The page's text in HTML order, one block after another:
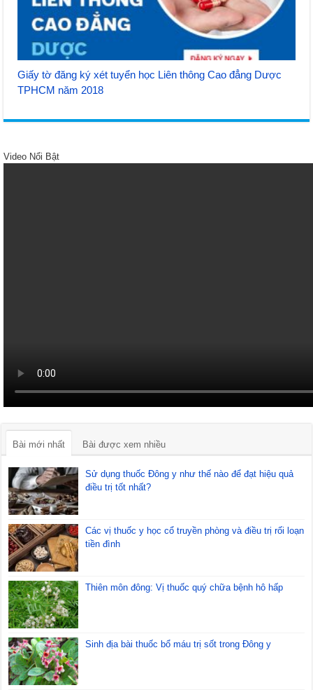
Giấy tờ đăng ký xét tuyển học Liên thông Cao đẳng Dược
TPHCM năm 2018
Video Nổi Bật
Bài mới nhất Bài được xem nhiều
Sử dụng thuốc Đông y như thế nào để đạt hiệu quả
điều trị tốt nhất?
Các vị thuốc y học cổ truyền phòng và điều trị rối loạn
tiền đình
Thiên môn đông: Vị thuốc quý chữa bệnh hô hấp
Sinh địa bài thuốc bổ máu trị sốt trong Đông y